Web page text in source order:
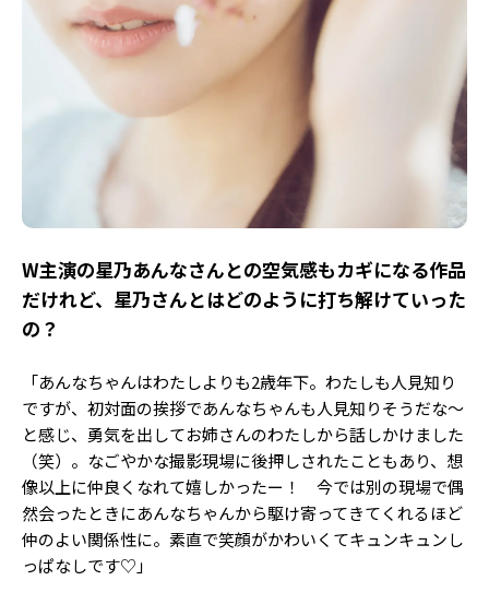
――W主演の星乃あんなさんとの空気感もカギになる作品
だけれど、星乃さんとはどのように打ち解けていった
の？
「あんなちゃんはわたしよりも2歳年下。わたしも人見知り
ですが、初対面の挨拶であんなちゃんも人見知りそうだな〜
と感じ、勇気を出してお姉さんのわたしから話しかけました
（笑）。なごやかな撮影現場に後押しされたこともあり、想
像以上に仲良くなれて嬉しかったー！ 今では別の現場で偶
然会ったときにあんなちゃんから駆け寄ってきてくれるほど
仲のよい関係性に。素直で笑顔がかわいくてキュンキュンし
っぱなしです♡」